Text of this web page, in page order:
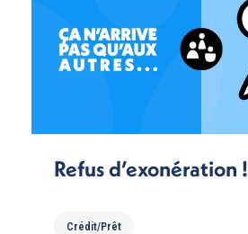
Refus d’exonération !
Crédit/Prêt